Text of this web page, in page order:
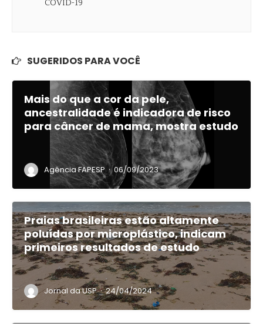
SUGERIDOS PARA VOCÊ
Mais do que a cor da pele,
ancestralidade é indicadora de risco
para câncer de mama, mostra estudo
Agência FAPESP · 06/09/2023
Praias brasileiras estão altamente
poluídas por microplástico, indicam
primeiros resultados de estudo
Jornal da USP · 24/04/2024